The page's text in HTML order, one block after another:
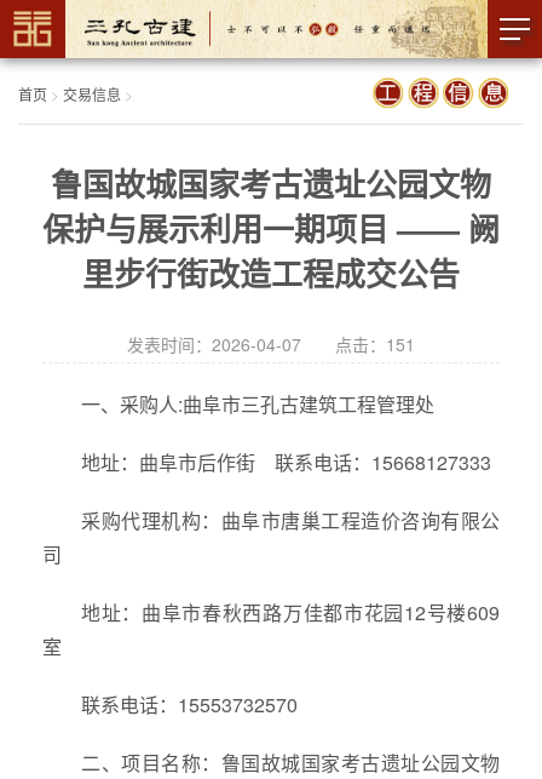
首页 > 交易信息 >
鲁国故城国家考古遗址公园文物
保护与展示利用一期项目 —— 阙
里步行街改造工程成交公告
发表时间：2026-04-07 点击： 151
一、采购人:曲阜市三孔古建筑工程管理处
地址：曲阜市后作街 联系电话：15668127333
采购代理机构：曲阜市唐巢工程造价咨询有限公
司
地址：曲阜市春秋西路万佳都市花园12号楼609
室
联系电话：15553732570
二、项目名称：鲁国故城国家考古遗址公园文物